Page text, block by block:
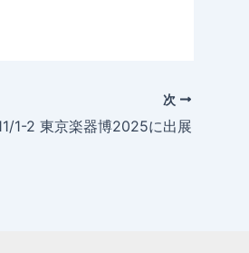
次
1-2 東京楽器博2025に出展